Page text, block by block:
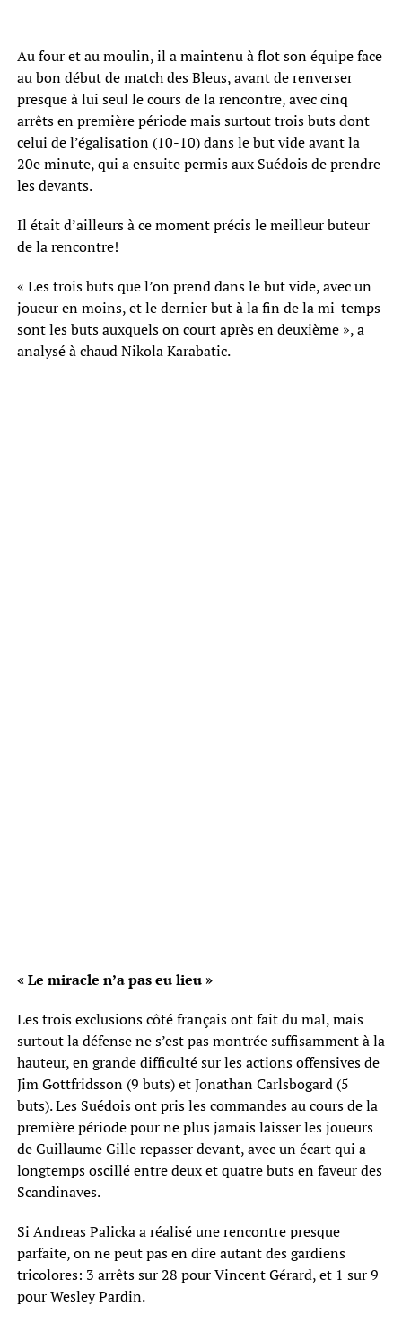
Au four et au moulin, il a maintenu à flot son équipe face
au bon début de match des Bleus, avant de renverser
presque à lui seul le cours de la rencontre, avec cinq
arrêts en première période mais surtout trois buts dont
celui de l’égalisation (10-10) dans le but vide avant la
20e minute, qui a ensuite permis aux Suédois de prendre
les devants.
Il était d’ailleurs à ce moment précis le meilleur buteur
de la rencontre!
« Les trois buts que l’on prend dans le but vide, avec un
joueur en moins, et le dernier but à la fin de la mi-temps
sont les buts auxquels on court après en deuxième », a
analysé à chaud Nikola Karabatic.
« Le miracle n’a pas eu lieu »
Les trois exclusions côté français ont fait du mal, mais
surtout la défense ne s’est pas montrée suffisamment à la
hauteur, en grande difficulté sur les actions offensives de
Jim Gottfridsson (9 buts) et Jonathan Carlsbogard (5
buts). Les Suédois ont pris les commandes au cours de la
première période pour ne plus jamais laisser les joueurs
de Guillaume Gille repasser devant, avec un écart qui a
longtemps oscillé entre deux et quatre buts en faveur des
Scandinaves.
Si Andreas Palicka a réalisé une rencontre presque
parfaite, on ne peut pas en dire autant des gardiens
tricolores: 3 arrêts sur 28 pour Vincent Gérard, et 1 sur 9
pour Wesley Pardin.